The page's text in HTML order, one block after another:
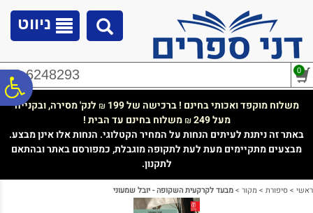
נגישות
ניווט
02-6248293 0
משלוח מוקפד ואכותי בחינם ! ברכישה של 199 ₪ לנק' מסירה, ובקנייה
מעל 249
₪משלוח בחינם עד הבית !
באתר זה ניתנת לעיתים הנחות על המחיר הקטלוגי. הנחות אלו אינן מבצע.
מבצעים מתקיימים מעת לעת לתקופה מוגבלת, כמפורסם באתר ובהתאם
לתקנון.
ראשי >סיפורת >מקור >מבעד לקרקעית השקופה - יובל שמעוני